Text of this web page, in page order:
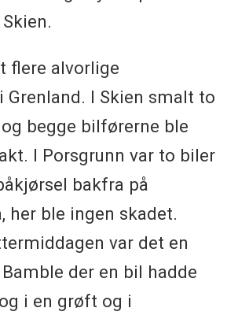
flere alvorlige
Grenland. I Skien smalt to
begge bilførerne ble
I Porsgrunn var to biler
bakfra på
her ble ingen skadet.
var det en
der en bil hadde
i en grøft og i